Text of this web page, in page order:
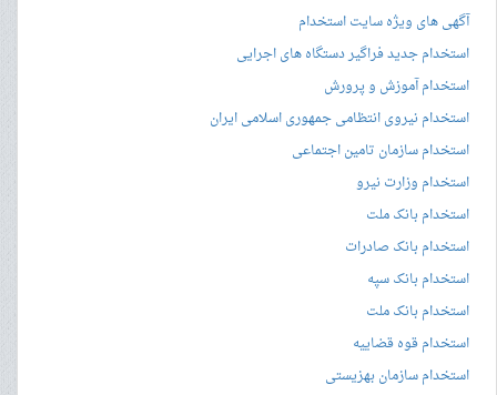
آگهی های ویژه سایت استخدام
استخدام جدید فراگیر دستگاه های اجرایی
استخدام آموزش و پرورش
استخدام نیروی انتظامی جمهوری اسلامی ایران
استخدام سازمان تامین اجتماعی
استخدام وزارت نیرو
استخدام بانک ملت
استخدام بانک صادرات
استخدام بانک سپه
استخدام بانک ملت
استخدام قوه قضاییه
استخدام سازمان بهزیستی